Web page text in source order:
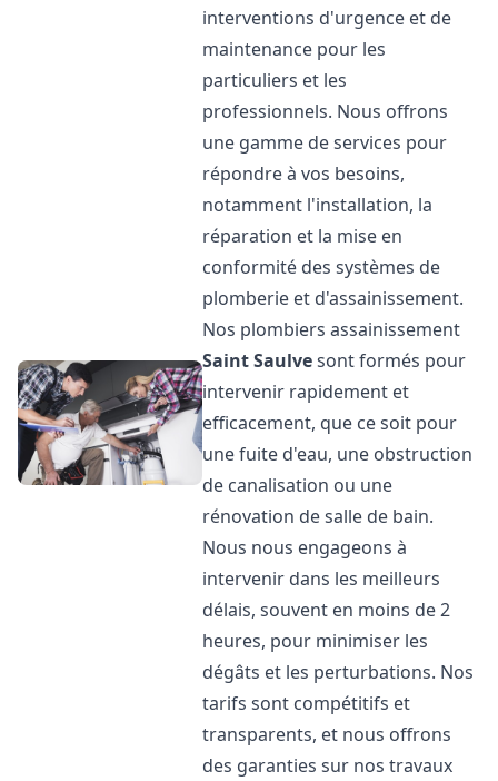
interventions d'urgence et de
maintenance pour les
particuliers et les
professionnels. Nous offrons
une gamme de services pour
répondre à vos besoins,
notamment l'installation, la
réparation et la mise en
conformité des systèmes de
plomberie et d'assainissement.
Nos plombiers assainissement
Saint Saulvesont formés pour
intervenir rapidement et
efficacement, que ce soit pour
une fuite d'eau, une obstruction
de canalisation ou une
rénovation de salle de bain.
Nous nous engageons à
intervenir dans les meilleurs
délais, souvent en moins de 2
heures, pour minimiser les
dégâts et les perturbations. Nos
tarifs sont compétitifs et
transparents, et nous offrons
des garanties sur nos travaux